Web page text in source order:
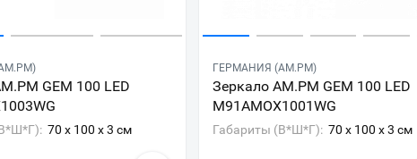
GEM 100 LED
70 x 100 x 3 см
ГЕРМАНИЯ (AM.PM)
Зеркало AM.PM GEM 100 LED
M91AMOX1001WG
Габариты (В*Ш*Г): 70 x 100 x 3 см
Мурманск